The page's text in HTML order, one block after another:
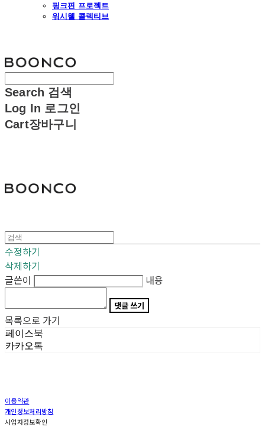
핑크핀 프로젝트
워시웰 콜렉티브
Search 검색
Log In 로그인
Cart장바구니
수정하기
삭제하기
글쓴이
내용
댓글 쓰기
목록으로 가기
페이스북
카카오톡
이용약관
개인정보처리방침
사업자정보확인